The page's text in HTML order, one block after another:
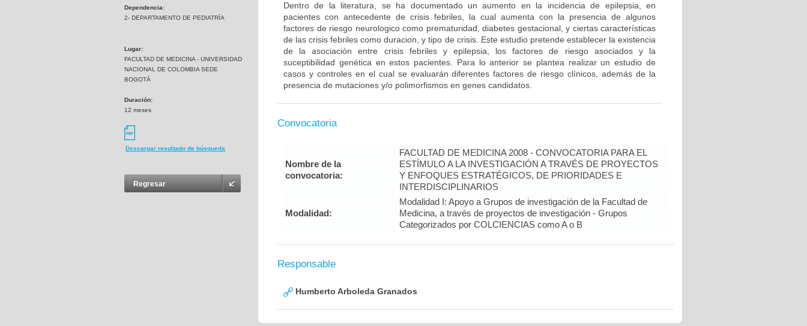
Dependencia:
2- DEPARTAMENTO DE PEDIATRÍA
Lugar:
FACULTAD DE MEDICINA - UNIVERSIDAD
NACIONAL DE COLOMBIA SEDE
BOGOTÁ
Duración:
12 meses
Descargar resultado de búsqueda
Regresar
Dentro de la literatura, se ha documentado un aumento en la incidencia de epilepsia, en
pacientes con antecedente de crisis febriles, la cual aumenta con la presencia de algunos
factores de riesgo neurologico como prematuridad, diabetes gestacional, y ciertas características
de las crisis febriles como duracion, y tipo de crisis. Este estudio pretende establecer la existencia
de la asociación entre crisis febriles y epilepsia, los factores de riesgo asociados y la
suceptibilidad genética en estos pacientes. Para lo anterior se plantea realizar un estudio de
casos y controles en el cual se evaluarán diferentes factores de riesgo clínicos, además de la
presencia de mutaciones y/o polimorfismos en genes candidatos.
Convocatoria
Nombre de la
convocatoria:
FACULTAD DE MEDICINA 2008 - CONVOCATORIA PARA EL
ESTÍMULO A LA INVESTIGACIÓN A TRAVÉS DE PROYECTOS
Y ENFOQUES ESTRATÉGICOS, DE PRIORIDADES E
INTERDISCIPLINARIOS
Modalidad:
Modalidad I: Apoyo a Grupos de investigación de la Facultad de
Medicina, a través de proyectos de investigación - Grupos
Categorizados por COLCIENCIAS como A o B
Responsable
Humberto Arboleda Granados